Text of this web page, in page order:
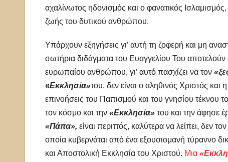
αχαλίνωτος ηδονισμός και ο φανατικός
ζωής του δυτικού ανθρώπου.
Υπάρχουν εξηγήσεις γι’ αυτή τη ζοφερή και μη
σωτήρια διδάγματα του Ευαγγελίου Του αποτελούν
ευρωπαίου ανθρώπου, γι’ αυτό πασχίζει να τον
«Εκκλησία»του, δεν είναι ο αληθινός Χριστός και
επινοήσεις του Παπισμού και του γνησίου τέκνου
τον κόσμο και την «Εκκλησία» του και την άφησε
«Πάπα», είναι περιττός, καλύτερα να λείπει, δεν
οποία κυβερνάται από ένα εξουσιομανή τύραννο
και Αποστολική Εκκλησία του Χριστού. Μια